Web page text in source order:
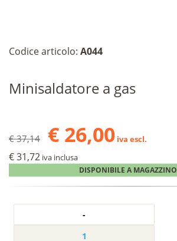
Codice articolo: A044
Minisaldatore a gas
€ 37,14 € 26,00 iva escl.
€ 31,72 iva inclusa
DISPONIBILE A MAGAZZINO